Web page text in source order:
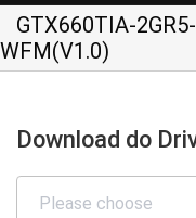
GTX660TIA-2GR5-
WFM(V1.0)
Download do